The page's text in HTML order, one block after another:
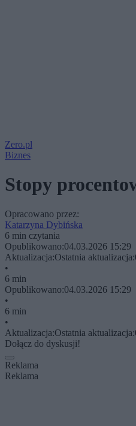
Zero.pl
Biznes
Stopy
Opracowano przez:
Katarzyna Dybińska
6 min czytania
Opublikowano:04.03.2026 15:29
Aktualizacja:Ostatnia aktualizacja:
•
6 min
Opublikowano:04.03.2026 15:29
•
6 min
•
Aktualizacja:Ostatnia aktualizacja:
Dołącz do dyskusji!
Reklama
Reklama